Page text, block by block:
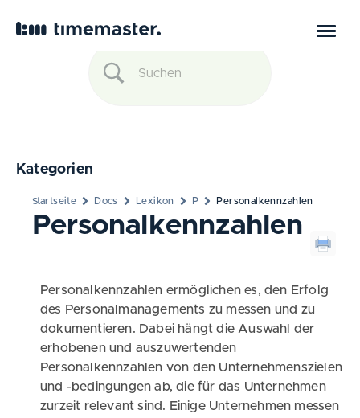
Kategorien
Startseite Docs Lexikon P Personalkennzahlen
Personalkennzahlen
Personalkennzahlen ermöglichen es, den Erfolg
des Personalmanagements zu messen und zu
dokumentieren. Dabei hängt die Auswahl der
erhobenen und auszuwertenden
Personalkennzahlen von den Unternehmenszielen
und -bedingungen ab, die für das Unternehmen
zurzeit relevant sind. Einige Unternehmen messen